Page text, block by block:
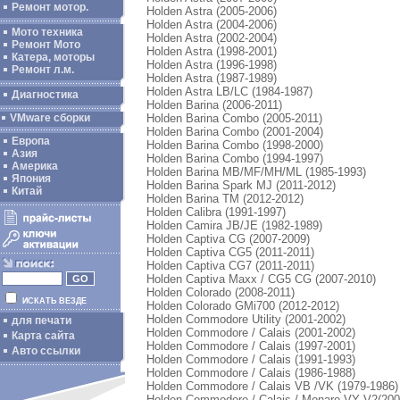
Ремонт мотор.
Мото техника
Ремонт Мото
Катера, моторы
Ремонт л.м.
Диагностика
VMware сборки
Европа
Азия
Америка
Япония
Китай
ИСКАТЬ ВЕЗДЕ
для печати
Карта сайта
Авто ссылки
Holden Astra (2005-2006)
Holden Astra (2004-2006)
Holden Astra (2002-2004)
Holden Astra (1998-2001)
Holden Astra (1996-1998)
Holden Astra (1987-1989)
Holden Astra LB/LC (1984-1987)
Holden Barina (2006-2011)
Holden Barina Combo (2005-2011)
Holden Barina Combo (2001-2004)
Holden Barina Combo (1998-2000)
Holden Barina Combo (1994-1997)
Holden Barina MB/MF/MH/ML (1985-1993)
Holden Barina Spark MJ (2011-2012)
Holden Barina TM (2012-2012)
Holden Calibra (1991-1997)
Holden Camira JB/JE (1982-1989)
Holden Captiva CG (2007-2009)
Holden Captiva CG5 (2011-2011)
Holden Captiva CG7 (2011-2011)
Holden Captiva Maxx / CG5 CG (2007-2010)
Holden Colorado (2008-2011)
Holden Colorado GMi700 (2012-2012)
Holden Commodore Utility (2001-2002)
Holden Commodore / Calais (2001-2002)
Holden Commodore / Calais (1997-2001)
Holden Commodore / Calais (1991-1993)
Holden Commodore / Calais (1986-1988)
Holden Commodore / Calais VB /VK (1979-1986)